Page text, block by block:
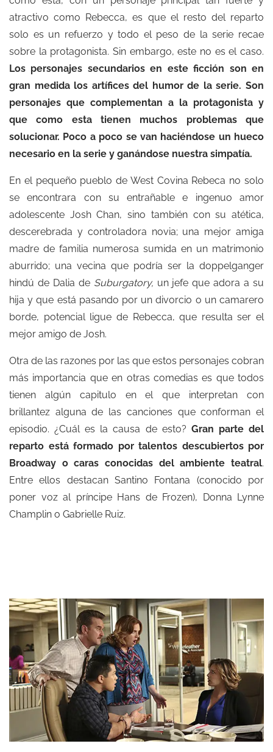
atractivo como Rebecca, es que el resto del reparto
solo es un refuerzo y todo el peso de la serie recae
sobre la protagonista. Sin embargo, este no es el caso.
Los personajes secundarios en este ficción son en
gran medida los artífices del humor de la serie. Son
personajes que complementan a la protagonista y
que como esta tienen muchos problemas que
solucionar. Poco a poco se van haciéndose un hueco
necesario en la serie y ganándose nuestra simpatía.
En el pequeño pueblo de West Covina Rebeca no solo
se encontrara con su entrañable e ingenuo amor
adolescente Josh Chan, sino también con su atética,
descerebrada y controladora novia; una mejor amiga
madre de familia numerosa sumida en un matrimonio
aburrido; una vecina que podría ser la doppelganger
hindú de Dalia de Suburgatory, un jefe que adora a su
hija y que está pasando por un divorcio o un camarero
borde, potencial ligue de Rebecca, que resulta ser el
mejor amigo de Josh.
Otra de las razones por las que estos personajes cobran
más importancia que en otras comedias es que todos
tienen algún capitulo en el que interpretan con
brillantez alguna de las canciones que conforman el
episodio. ¿Cuál es la causa de esto? Gran parte del
reparto está formado por talentos descubiertos por
Broadway o caras conocidas del ambiente teatral.
Entre ellos destacan Santino Fontana (conocido por
poner voz al príncipe Hans de Frozen), Donna Lynne
Champlin o Gabrielle Ruiz.